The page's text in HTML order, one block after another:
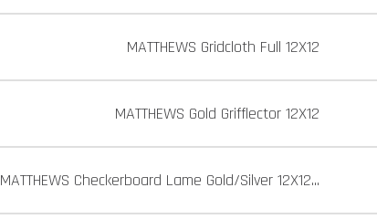
MATTHEWS Gridcloth Full 12X12
MATTHEWS Gold Grifflector 12X12
MATTHEWS Checkerboard Lame Gold/Silver 12X12...